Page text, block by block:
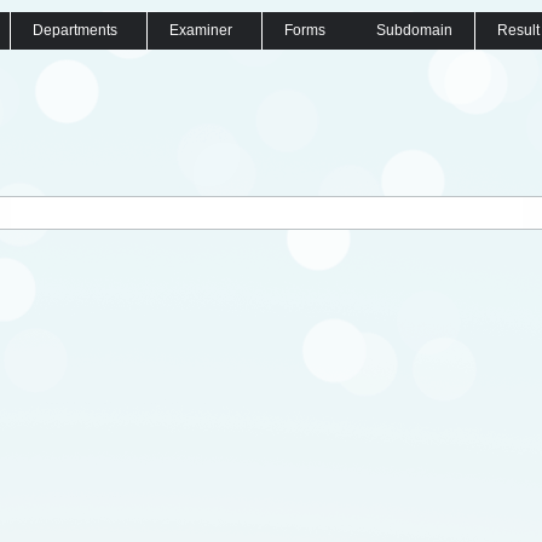
Departments Examiner Forms Subdomain Result